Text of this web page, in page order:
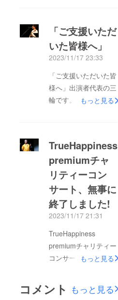
昨夜DVDを発送いたし
ました。チャリティー
コンサートの一日を、
特典映像も付けて作成
いたしました。お楽し
みいただければ幸いで
す。皆様方には本当に
コンサートを無事に終
え、DVD作成までに至
れたことも、皆様方か
らの応援を頂いたおか
げです。ありがとうご
ざいました。寒さもま
だまだ続きそうですの
で、皆様どうぞご自愛
くださいませ。True
Happiness津田ユウキ
スタッフ一同
「ご支援いただ
いた皆様へ」
2023/11/17 23:33
「ご支援いただいた皆
様へ」出演者代表の三
輪です。まずは、クラ
ございました。コン
サート当日、僕自身は
出演者として、また
コーラスとしてもス
テージに上がっていま
した。特に、コーラス
を担当している時は後
ろから出演者の歌を観
ていたのですが、本当
にみんなが今自分ので
マンスをしていたと思
います。ただこれは、
もっと見る
TrueHappiness
premiumチャ
リティーコン
サート、無事に
終了しました!
2023/11/17 21:31
TrueHappiness
premiumチャリティー
コンサート、無事に終
ご来場いただいた皆様
ありがとうございまし
もっと見る
コメント もっと見る